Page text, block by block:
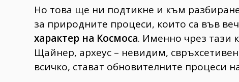
Но това ще ни подтикне и към
за природните процеси, които са във
характер на Космоса. Именно чрез тази
Щайнер, археус – невидим,
всичко, стават обновителните процеси